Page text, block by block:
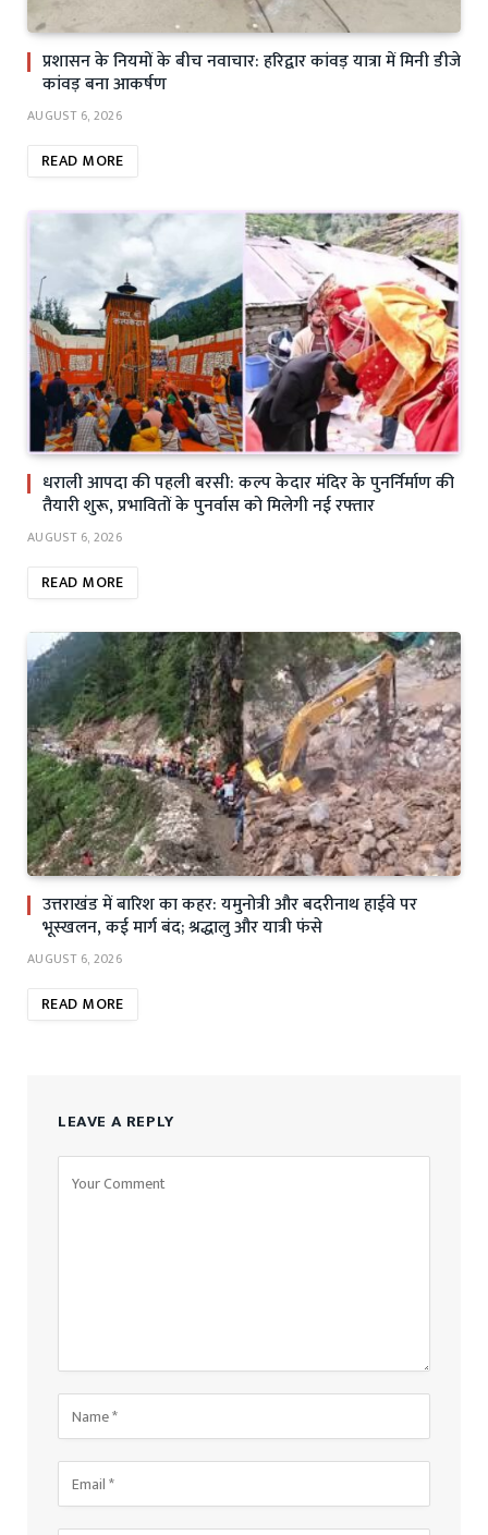
प्रशासन के नियमों के बीच नवाचार: हरिद्वार कांवड़ यात्रा में मिनी डीजे
कांवड़ बना आकर्षण
AUGUST 6, 2026
READ MORE
धराली आपदा की पहली बरसी: कल्प केदार मंदिर के पुनर्निर्माण की
तैयारी शुरू, प्रभावितों के पुनर्वास को मिलेगी नई रफ्तार
AUGUST 6, 2026
READ MORE
उत्तराखंड में बारिश का कहर: यमुनोत्री और बदरीनाथ हाईवे पर
भूस्खलन, कई मार्ग बंद; श्रद्धालु और यात्री फंसे
AUGUST 6, 2026
READ MORE
LEAVE A REPLY